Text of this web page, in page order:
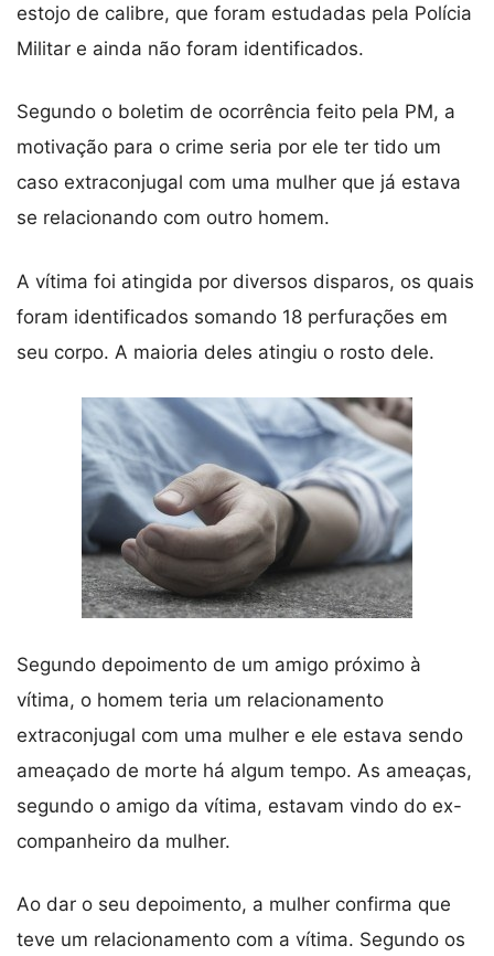
estojo de calibre, que foram estudadas pela Polícia
Militar e ainda não foram identificados.
Segundo o boletim de ocorrência feito pela PM, a
motivação para o crime seria por ele ter tido um
caso extraconjugal com uma mulher que já estava
se relacionando com outro homem.
A vítima foi atingida por diversos disparos, os quais
foram identificados somando 18 perfurações em
seu corpo. A maioria deles atingiu o rosto dele.
Segundo depoimento de um amigo próximo à
vítima, o homem teria um relacionamento
extraconjugal com uma mulher e ele estava sendo
ameaçado de morte há algum tempo. As ameaças,
segundo o amigo da vítima, estavam vindo do ex-
companheiro da mulher.
Ao dar o seu depoimento, a mulher confirma que
teve um relacionamento com a vítima. Segundo os